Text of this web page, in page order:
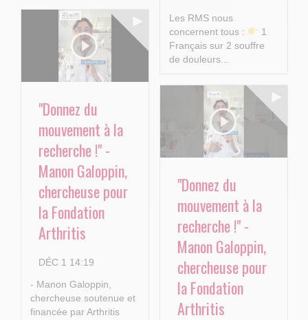
Les RMS nous
concernent tous :
1
Français sur 2 souffre
de douleurs...
"Donnez du
mouvement à la
recherche !" -
Manon Galoppin,
chercheuse pour
la Fondation
Arthritis
DÉC 1 14:19
- Manon Galoppin,
chercheuse soutenue et
financée par Arthritis
"Donnez du
mouvement à la
recherche !" -
Manon Galoppin,
chercheuse pour
la Fondation
Arthritis